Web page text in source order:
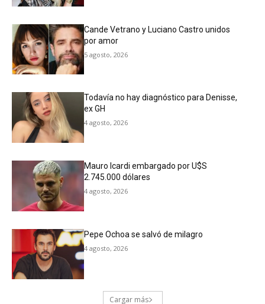
Cande Vetrano y Luciano Castro unidos
por amor
5 agosto, 2026
Todavía no hay diagnóstico para Denisse,
ex GH
4 agosto, 2026
Mauro Icardi embargado por U$S
2.745.000 dólares
4 agosto, 2026
Pepe Ochoa se salvó de milagro
4 agosto, 2026
Cargar más